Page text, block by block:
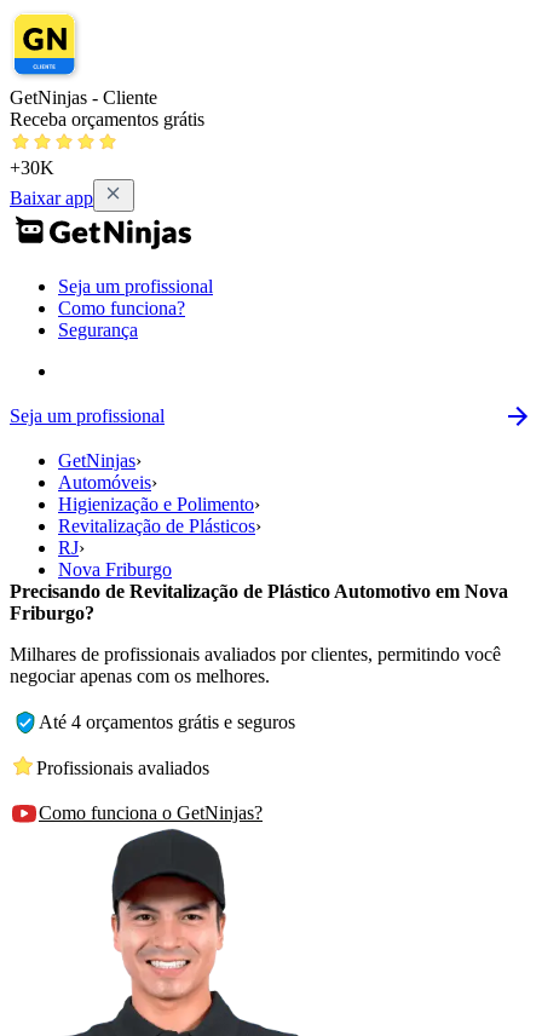
GetNinjas - Cliente
Receba orçamentos grátis
+30K
Baixar app
Seja um profissional
Como funciona?
Segurança
Seja um profissional
GetNinjas›
Automóveis›
Higienização e Polimento›
Revitalização de Plásticos›
RJ›
Nova Friburgo
Precisando de Revitalização de Plástico Automotivo em Nova
Friburgo?
Milhares de profissionais avaliados por clientes, permitindo você
negociar apenas com os melhores.
Até 4 orçamentos grátis e seguros
Profissionais avaliados
Como funciona o GetNinjas?